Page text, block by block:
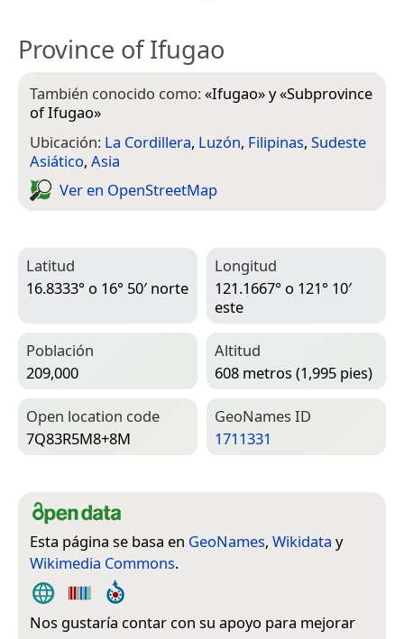
Province of Ifugao
También conocido como:«Ifugao» y «Subprovince
of Ifugao»
Ubicación: La Cordillera, Luzón, Filipinas, Sudeste
Asiático, Asia
Ver en Open­Street­Map
Latitud
16.8333° o 16° 50′ norte
Longitud
121.1667° o 121° 10′
este
Población
209,000
Altitud
608 metros (1,995 pies)
Open location code
7Q83R5M8+8M
Geo­Names ID
1711331
Esta página se basa en GeoNames, Wikidata y
Wikimedia Commons.
Nos gustaría contar con su apoyo para mejorar